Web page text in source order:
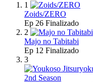
1
Zoids/ZERO
Ep 26 Finalizado
2
Majo no Tabitabi
Ep 12 Finalizado
3